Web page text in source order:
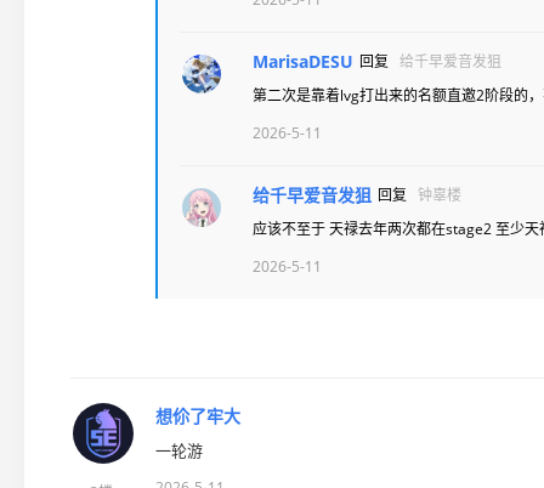
MarisaDESU 回复 给千早爱音发狙
第二次是靠着lvg打出来的名额直邀2阶段的
2026-5-11
给千早爱音发狙 回复
钟辜楼
应该不至于 天禄去年两次都在stage2 至少
2026-5-11
想伱了牢大
一轮游